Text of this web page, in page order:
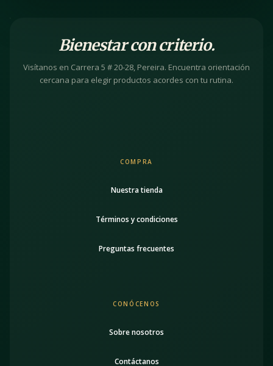
Bienestar con criterio.
Visítanos en Carrera 5 # 20-28, Pereira. Encuentra orientación
cercana para elegir productos acordes con tu rutina.
COMPRA
Nuestra tienda
Términos y condiciones
Preguntas frecuentes
CONÓCENOS
Sobre nosotros
Contáctanos